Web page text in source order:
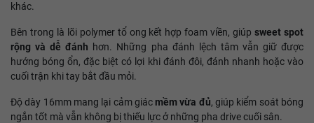
khác.
Bên trong là lõi polymer tổ ong kết hợp foam viền, giúpsweet spot
rộng và dễ đánh hơn. Những pha đánh lệch tâm vẫn giữ được
hướng bóng ổn, đặc biệt có lợi khi đánh đôi, đánh nhanh hoặc vào
cuối trận khi tay bắt đầu mỏi.
Độ dày 16mm mang lại cảm giác mềm vừa đủ, giúp kiểm soát bóng
ngắn tốt mà vẫn không bị thiếu lực ở những pha drive cuối sân.